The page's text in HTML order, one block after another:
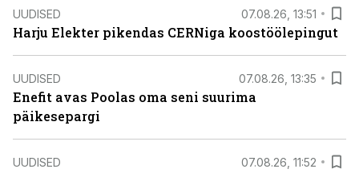
UUDISED 07.08.26, 13:51
Harju Elekter pikendas CERNiga koostöölepingut
UUDISED 07.08.26, 13:35
Enefit avas Poolas oma seni suurima
päikesepargi
UUDISED 07.08.26, 11:52